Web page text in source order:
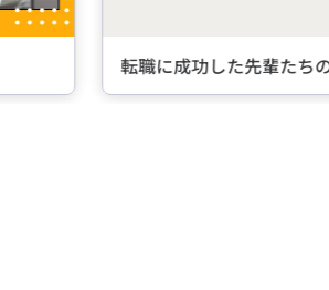
転職に成功した先輩たち